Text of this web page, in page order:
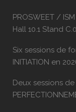
PROSWEET /
Hall 10.1 Stand
Six sessions de
INITIATION en
Deux sessions